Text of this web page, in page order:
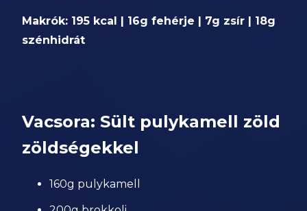
Makrók: 195 kcal | 16g fehérje | 7g zsír | 18g
szénhidrát
Vacsora: Sült pulykamell zöld
zöldségekkel
160g pulykamell